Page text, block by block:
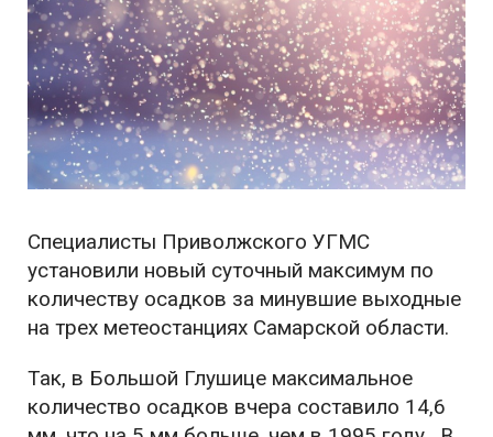
Специалисты Приволжского УГМС
установили новый суточный максимум по
количеству осадков за минувшие выходные
на трех метеостанциях Самарской области.
Так, в Большой Глушице максимальное
количество осадков вчера составило 14,6